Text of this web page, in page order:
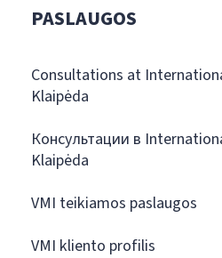
PASLAUGOS
Consultations at
Klaipėda
Консультации в
Klaipėda
VMI teikiamos paslaugos
VMI kliento profilis